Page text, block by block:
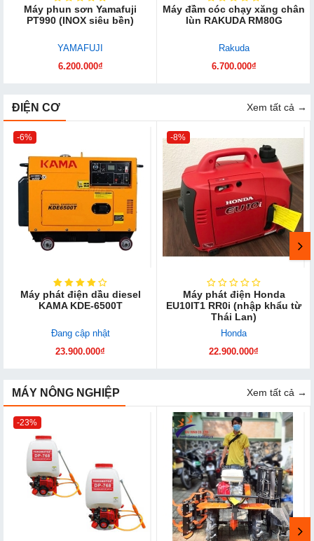
Máy phun sơn Yamafuji
PT990 (INOX siêu bền)
YAMAFUJI
6.200.000₫
Máy đầm cóc chạy xăng chân
lùn RAKUDA RM80G
Rakuda
6.700.000₫
ĐIỆN CƠ Xem tất cả →
-6%
Máy phát điện dầu diesel
KAMA KDE-6500T
Đang cập nhật
23.900.000₫
-8%
Máy phát điện Honda
EU10IT1 RR0i (nhập khẩu từ
Thái Lan)
Honda
22.900.000₫
MÁY NÔNG NGHIỆP Xem tất cả →
-23%